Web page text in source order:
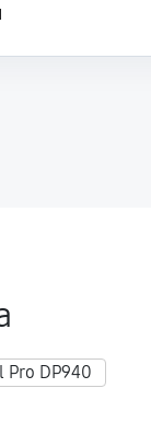
Pro DP940